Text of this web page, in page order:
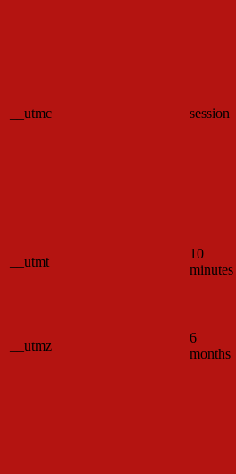
__utmc session
__utmt
10
minutes
__utmz
6
months